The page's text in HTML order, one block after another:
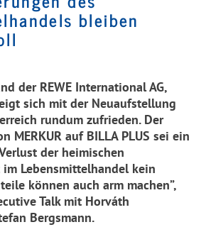
bleiben
der REWE International AG,
sich mit der Neuaufstellung
rundum zufrieden. Der
MERKUR auf BILLA PLUS sei ein
der heimischen
Lebensmittelhandel kein
können auch arm machen”,
Talk mit Horváth
Bergsmann.